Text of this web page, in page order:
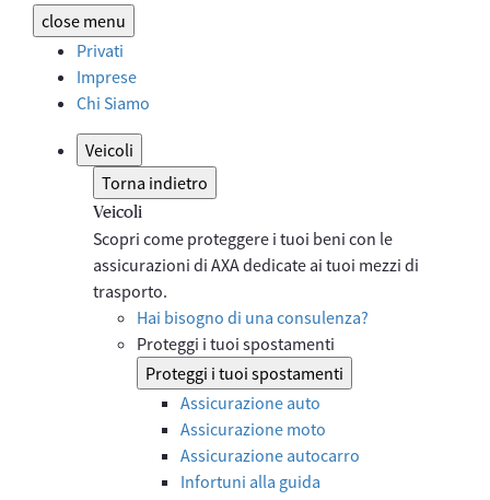
close menu
Privati
Imprese
Chi Siamo
Veicoli
Torna indietro
Veicoli
Scopri come proteggere i tuoi beni con le
assicurazioni di AXA dedicate ai tuoi mezzi di
trasporto.
Hai bisogno di una consulenza?
Proteggi i tuoi spostamenti
Proteggi i tuoi spostamenti
Assicurazione auto
Assicurazione moto
Assicurazione autocarro
Infortuni alla guida